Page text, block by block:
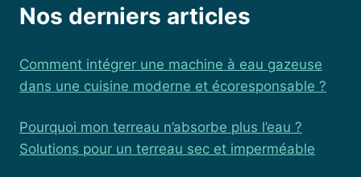
Nos derniers articles
Comment intégrer une machine à eau gazeuse
dans une cuisine moderne et écoresponsable ?
Pourquoi mon terreau n’absorbe plus l’eau ?
Solutions pour un terreau sec et imperméable